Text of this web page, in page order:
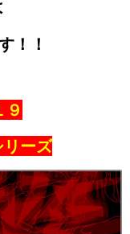
！！
９
リーズ